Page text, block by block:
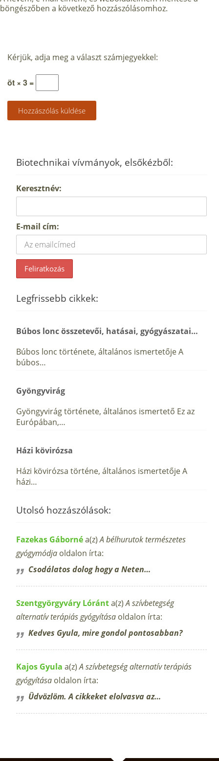
böngészőben a következő hozzászólásomhoz.
Kérjük, adja meg a választ számjegyekkel:
öt × 3 =
Biotechnikai vívmányok, elsőkézből:
Keresztnév:
E-mail cím:
Legfrissebb cikkek:
Búbos lonc összetevői, hatásai, gyógyászatai…
Búbos lonc története, általános ismertetője A
búbos…
Gyöngyvirág
Gyöngyvirág története, általános ismertető Ez az
Európában,…
Házi kövirózsa
Házi kövirózsa történe, általános ismertetője A
házi…
Utolsó hozzászólások:
Fazekas Gábornéa(z)A bélhurutok természetes
gyógymódja oldalon írta:
Csodálatos dolog hogy a Neten…
Szentgyörgyváry Lóránta(z)A szívbetegség
alternatív terápiás gyógyítása oldalon írta:
Kedves Gyula, mire gondol pontosabban?
Kajos Gyula a(z)A szívbetegség alternatív terápiás
gyógyítása oldalon írta:
Üdvözlöm. A cikkeket elolvasva az…